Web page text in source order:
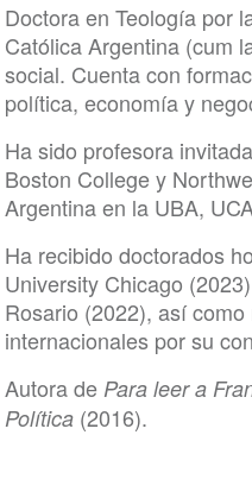
Doctora en Teología por
Católica Argentina (cum
social. Cuenta con
política, economía y
Ha sido profesora
Boston College y
Argentina en la UBA,
Ha recibido doctorados
University Chicago
Rosario (2022), así
internacionales por su
Autora de Para leer a
Política(2016).